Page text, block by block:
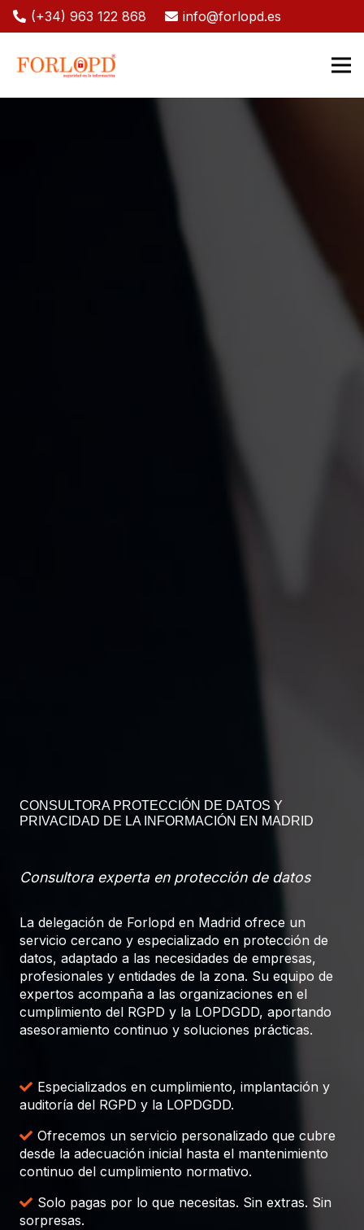
(+34) 963 122 868 info@forlopd.es
CONSULTORA PROTECCIÓN DE DATOS Y
PRIVACIDAD DE LA INFORMACIÓN EN MADRID
Consultora experta en protección de datos
La delegación de Forlopd en Madrid ofrece un
servicio cercano y especializado en protección de
datos, adaptado a las necesidades de empresas,
profesionales y entidades de la zona. Su equipo de
expertos acompaña a las organizaciones en el
cumplimiento del RGPD y la LOPDGDD, aportando
asesoramiento continuo y soluciones prácticas.
Especializados en cumplimiento, implantación y
auditoría del RGPD y la LOPDGDD.
Ofrecemos un servicio personalizado que cubre
desde la adecuación inicial hasta el mantenimiento
continuo del cumplimiento normativo.
Solo pagas por lo que necesitas. Sin extras. Sin
sorpresas.